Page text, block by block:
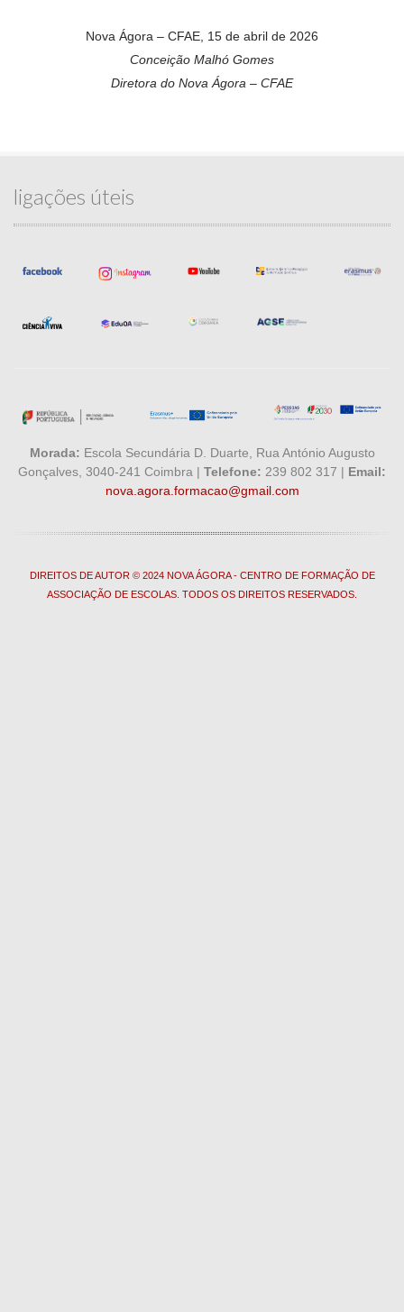
Nova Ágora – CFAE, 15 de abril de 2026
Conceição Malhó Gomes
Diretora do Nova Ágora – CFAE
ligações úteis
Morada: Escola Secundária D. Duarte, Rua António Augusto
Gonçalves, 3040-241 Coimbra | Telefone: 239 802 317 | Email:
nova.agora.formacao@gmail.com
DIREITOS DE AUTOR © 2024 NOVA ÁGORA - CENTRO DE FORMAÇÃO DE
ASSOCIAÇÃO DE ESCOLAS. TODOS OS DIREITOS RESERVADOS.